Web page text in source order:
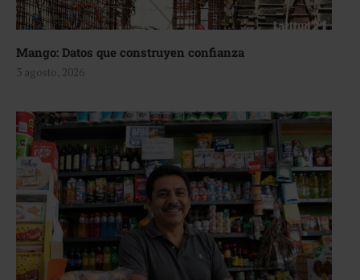
Mango: Datos que construyen confianza
3 agosto, 2026